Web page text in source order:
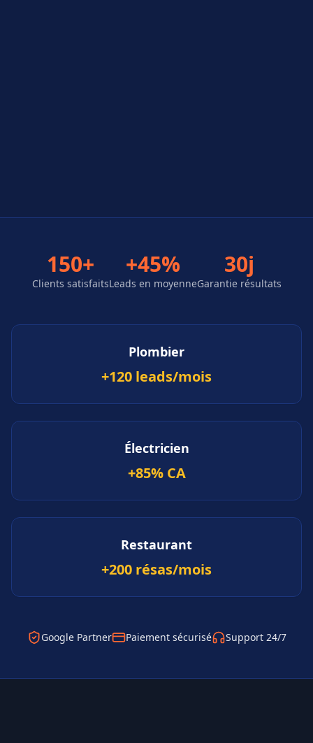
150+
Clients satisfaits
+45%
Leads en moyenne
30j
Garantie résultats
Plombier
+120 leads/mois
Électricien
+85% CA
Restaurant
+200 résas/mois
Google Partner Paiement sécurisé Support 24/7